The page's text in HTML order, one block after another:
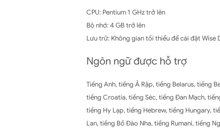
CPU: Pentium 1 GHz trở lên
Bộ nhớ: 4 GB trở lên
Lưu trữ: Không gian tối thiểu để cài đặt Wise
Ngôn ngữ được hỗ trợ
Tiếng Anh, tiếng Ả Rập, tiếng Belarus, tiếng
tiếng Croatia, tiếng Séc, tiếng Đan Mạch,
tiếng Hy Lạp, tiếng Hebrew, tiếng Hungary,
Lan, tiếng Bồ Đào Nha, tiếng Rumani, tiếng